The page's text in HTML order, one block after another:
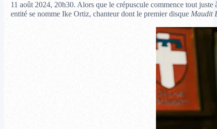
11 août 2024, 20h30. Alors que le crépuscule commence tout
entité se nomme Ike Ortiz, chanteur dont le premier disque Maudit